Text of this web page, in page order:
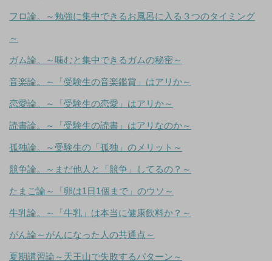
フロ論。～勉強に集中できるお風呂に入る３つのタイミング
～
ガム論。～噛むと集中できるガムの秘密～
音楽論。～「受験生の音楽鑑賞」はアリか～
恋愛論。～「受験生の恋愛」はアリか～
読書論。～「受験生の読書」はアリなのか～
孤独論。～受験生の「孤独」のメリット～
競争論。～まだ他人と「競争」してるの？～
たまご論～「卵は1日1個まで」のウソ～
牛乳論。～「牛乳」は本当に健康飲料か？～
がん論～がんになった人の共通点～
夏期講習論～天王山で失敗するパターン～